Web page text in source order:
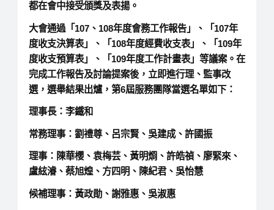
都在會中接受頒獎及表揚。
大會通過「107、108年度會務工作報告」、「107年
度收支決算表」、「108年度經費收支表」、「109年
度收支預算表」、「109年度工作計畫表」等議案。在
完成工作報告及討論提案後，立即進行理、監事改
選，選舉結果出爐，第6屆服務團隊當選名單如下：
理事長：李鐵和
常務理事：劉禮尊、呂宗賢、吳建成、許國振
理事：陳華櫻、袁梅芸、黃明烱、許皓禎、廖緊來、
盧絃濬、蔡旭煌、方四明、陳紀君、吳怡慧
候補理事：黃政勛、謝雅惠、吳淑惠